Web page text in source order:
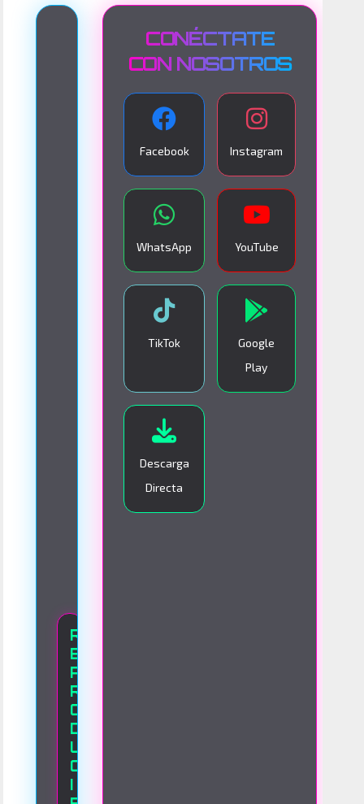
R
E
P
R
O
D
U
C
I
CONÉCTATE
CON NOSOTROS
Facebook Instagram
WhatsApp YouTube
TikTok
Google
Play
Descarga
Directa